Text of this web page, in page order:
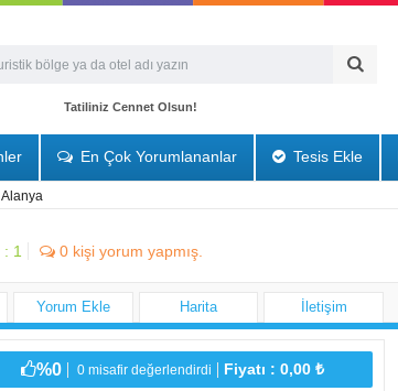
Tatiliniz Cennet Olsun!
En Çok Yorumlananlar Tesis Ekle
: 1 0 kişi yorum yapmış.
Yorum Ekle Harita İletişim
%0 0 misafir değerlendirdi Fiyatı : 0,00 ₺